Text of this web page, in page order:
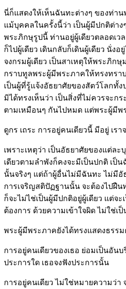
นี่ก็แสดงให้เห็นฉันทะต่างๆ ของท่า
แม้บุคคลในครั้งนี้ว่า เป็นผู้มีปกติต่า
พระภิกษุรูปนี้ ท่านอยู่ผู้เดียวตลอดเ
ก็ไปผู้เดียว เดินกลับก็เดินผู้เดียว นั่ง
จงกรมผู้เดียว เป็นสาเหตุให้พระภิกษุ
กราบทูลพระผู้มีพระภาคให้ทรงทรา
เป็นผู้ที่รู้แจ้งอัธยาศัยของสัตว์โลกทั้ง
มิได้ทรงเห็นว่า เป็นสิ่งที่ไม่ควรจะก
ตามเหมือนๆ กันไปหมด แต่พระผู้มีพ
ดูกร เถระ การอยู่คนเดียวนี้ มีอยู่ เร
เพราะเหตุว่า เป็นอัธยาศัยของแต่ล
เดียวตามลำพังก็คงจะมีเป็นปกติ เป็
นั้นจริงๆ แต่ถ้าผู้อื่นไม่มีฉันทะ ไม่มีอั
การเจริญสติปัฏฐานนั้น จะต้องไปฝืน
ก็จะไม่ไช่เป็นผู้มีปกติอยู่ผู้เดียว แต่จะ
ต้องการ ด้วยความเข้าใจผิด ไม่ใช่เ
พระผู้มีพระภาคยังได้ทรงแสดงธรรม
การอยู่คนเดียวของเธอ ย่อมเป็นอัน
ประการใด เธอจงฟังประการนั้น
การอยู่คนเดียว ไม่ใช่หมายความว่า